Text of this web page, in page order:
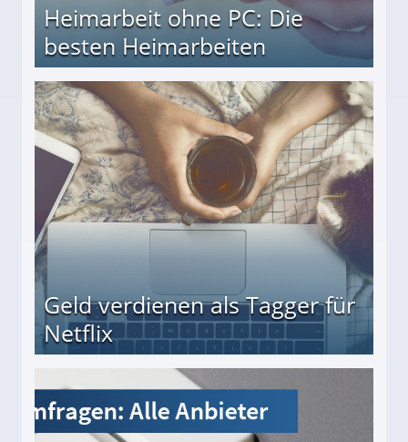
Heimarbeit ohne PC: Die
besten Heimarbeiten
Geld verdienen als Tagger für
Netflix